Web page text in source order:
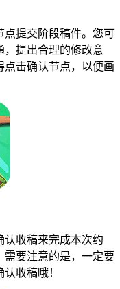
提交阶段稿件。您可
，提出合理的修改意
点击确认节点，以便画
收稿来完成本次约
需要注意的是，一定要
收稿哦！